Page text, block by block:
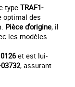
typeTRAF1-
optimal des
Pièce d’origine, il
les modèles
et est lui-
, assurant